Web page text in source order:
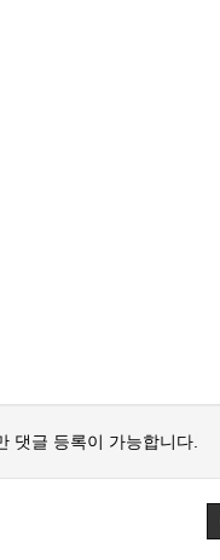
댓글 등록이 가능합니다.